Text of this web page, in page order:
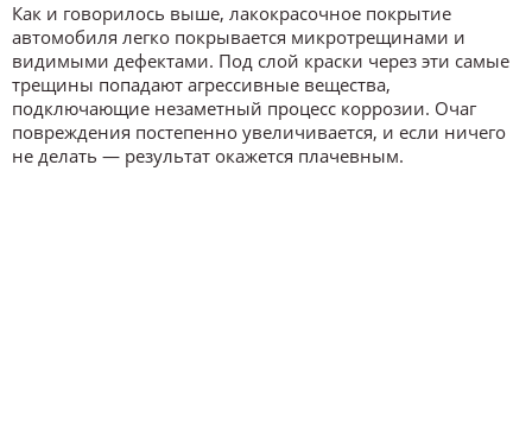
Как и говорилось выше, лакокрасочное покрытие
автомобиля легко покрывается микротрещинами и
видимыми дефектами. Под слой краски через эти самые
трещины попадают агрессивные вещества,
подключающие незаметный процесс коррозии. Очаг
повреждения постепенно увеличивается, и если ничего
не делать — результат окажется плачевным.